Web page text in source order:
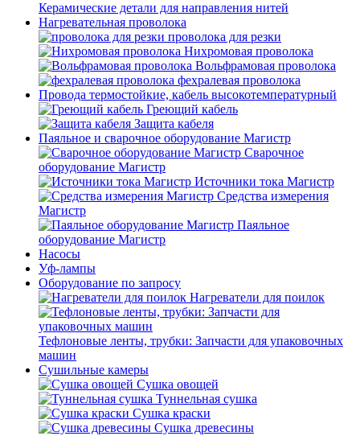
Керамические детали для направления нитей
Нагревательная проволока
проволока для резки
Нихромовая проволока
Вольфрамовая проволока
фехралевая проволока
Провода термостойкие, кабель высокотемпературный
Греющий кабель
Защита кабеля
Паяльное и сварочное оборудование Магистр
Сварочное
оборудование Магистр
Источники тока Магистр
Средства измерения
Магистр
Паяльное
оборудование Магистр
Насосы
Уф-лампы
Оборудование по запросу
Нагреватели для поилок
Тефлоновые ленты, трубки: Запчасти для упаковочных
машин
Сушильные камеры
Сушка овощей
Туннельная сушка
Сушка краски
Сушка древесины